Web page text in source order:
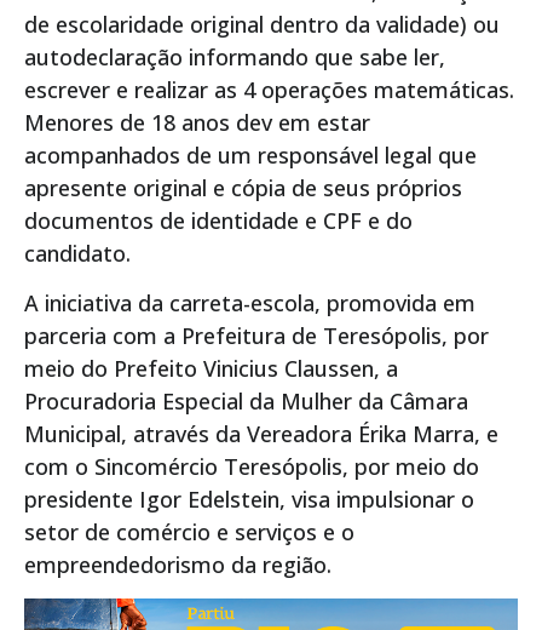
de escolaridade original dentro da validade) ou
autodeclaração informando que sabe ler,
escrever e realizar as 4 operações matemáticas.
Menores de 18 anos dev em estar
acompanhados de um responsável legal que
apresente original e cópia de seus próprios
documentos de identidade e CPF e do
candidato.
A iniciativa da carreta-escola, promovida em
parceria com a Prefeitura de Teresópolis, por
meio do Prefeito Vinicius Claussen, a
Procuradoria Especial da Mulher da Câmara
Municipal, através da Vereadora Érika Marra, e
com o Sincomércio Teresópolis, por meio do
presidente Igor Edelstein, visa impulsionar o
setor de comércio e serviços e o
empreendedorismo da região.